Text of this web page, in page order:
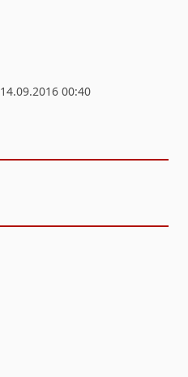
14.09.2016 00:40